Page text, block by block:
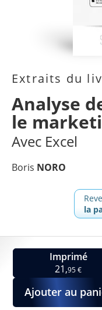
Extraits du
Analyse
le
Avec Excel
Boris NORO
la
Imprimé
21,95 €
Ajouter au